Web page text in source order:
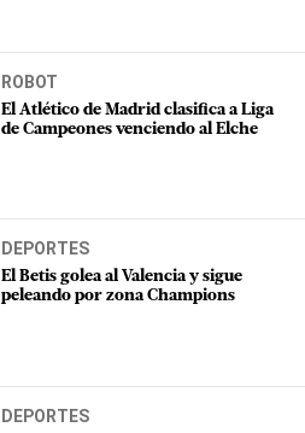
ROBOT
El Atlético de Madrid clasifica a Liga
de Campeones venciendo al Elche
DEPORTES
El Betis golea al Valencia y sigue
peleando por zona Champions
DEPORTES